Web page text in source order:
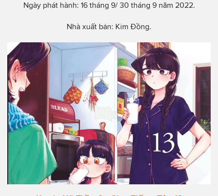
Ngày phát hành: 16 tháng 9/ 30 tháng 9 năm 2022.
Nhà xuất bản: Kim Đồng.